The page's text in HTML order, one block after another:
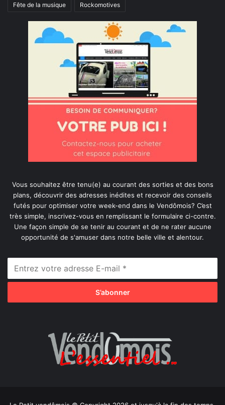
Fête de la musique Rockomotives
Vous souhaitez être tenu(e) au courant des sorties et des bons
plans, découvrir des adresses inédites et recevoir des conseils
futés pour optimiser votre week-end dans le Vendômois? C’est
très simple, inscrivez-vous en remplissant le formulaire ci-contre.
Une façon simple de se tenir au courant et de ne rater aucune
opportunité de s'amuser dans notre belle ville et alentour.